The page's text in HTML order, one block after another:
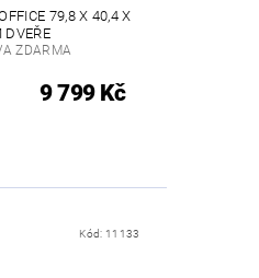
79,8 X 40,4 X
DVEŘE
ZDARMA
9 799 Kč
Kód: 11133